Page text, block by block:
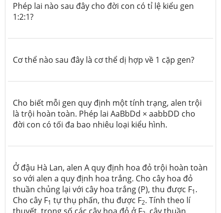
Phép lai nào sau đây cho đời con có tỉ lệ kiểu gen
1:2:1?
Cơ thể nào sau đây là cơ thể dị hợp về 1 cặp gen?
Cho biết mỗi gen quy định một tính trạng, alen trội
là trội hoàn toàn. Phép lai AaBbDd × aabbDD cho
đời con có tối đa bao nhiêu loại kiểu hình.
Ở đậu Hà Lan, alen A quy định hoa đỏ trội hoàn toàn
so với alen a quy định hoa trắng. Cho cây hoa đỏ
thuần chủng lại với cây hoa trắng (P), thu được F1.
Cho cây F1 tự thụ phấn, thu được F2. Tính theo lí